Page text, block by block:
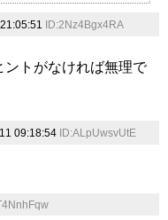
ID:2Nz4Bgx4RA
トがなければ無理で
09:18:54 ID:ALpUwsvUtE